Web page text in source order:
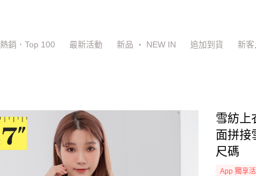
熱銷．Top 100 最新活動 新品 ‧ NEW IN 追加到貨 新客
雪紡上
面拼接
尺碼
App 獨享